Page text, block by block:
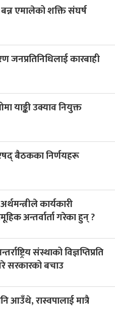
एमालेको शक्ति संघर्ष
जनप्रतिनिधिलाई कारबाही
याङ्की उक्याव नियुक्त
बैठकका निर्णयहरू
कार्यकारी
अन्तर्वार्ता गरेका हुन् ?
संस्थाको विज्ञप्तिप्रति
सरकारको बचाउ
आउँथे, रास्वपालाई मात्रै